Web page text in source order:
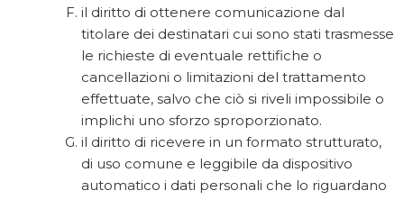
il diritto di ottenere comunicazione dal
titolare dei destinatari cui sono stati trasmesse
le richieste di eventuale rettifiche o
cancellazioni o limitazioni del trattamento
effettuate, salvo che ciò si riveli impossibile o
implichi uno sforzo sproporzionato.
il diritto di ricevere in un formato strutturato,
di uso comune e leggibile da dispositivo
automatico i dati personali che lo riguardano